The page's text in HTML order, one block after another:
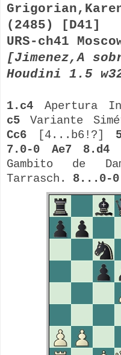
(2485) [D41]
URS-ch41
[Jimenez,A
Houdini 1.5
1.c4 Apertura
c5 Variante
Cc6
[4...b6!?]
7.0-0 Ae7 8.d4
Gambito de
Tarrasch . 8...0-0